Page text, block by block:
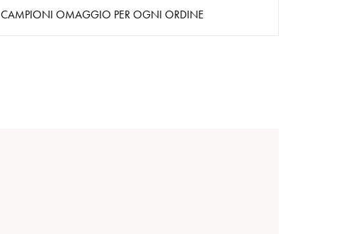
CAMPIONI OMAGGIO PER OGNI ORDINE